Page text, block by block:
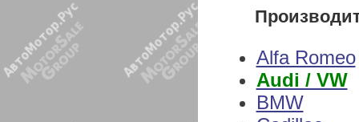
Alfa Romeo
Audi / VW
BMW